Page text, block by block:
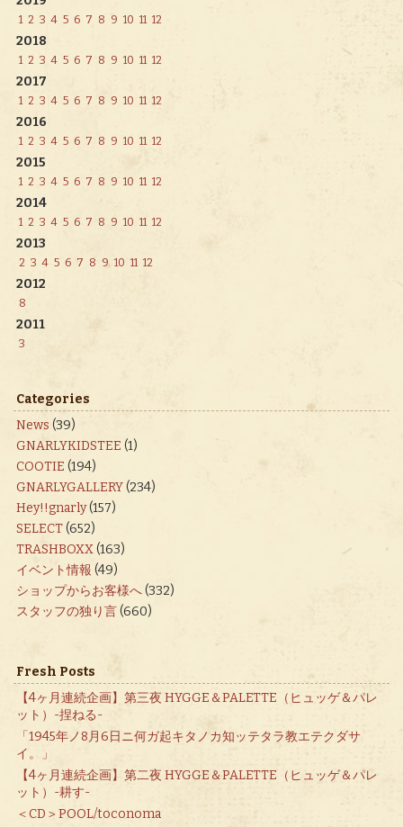
1 2 3 4 5 6 7 8 9 10 11 12
2018
1 2 3 4 5 6 7 8 9 10 11 12
2017
1 2 3 4 5 6 7 8 9 10 11 12
2016
1 2 3 4 5 6 7 8 9 10 11 12
2015
1 2 3 4 5 6 7 8 9 10 11 12
2014
1 2 3 4 5 6 7 8 9 10 11 12
2013
2 3 4 5 6 7 8 9 10 11 12
2012
8
2011
3
Categories
News (39)
GNARLYKIDSTEE (1)
COOTIE (194)
GNARLYGALLERY(234)
Hey!!gnarly(157)
SELECT(652)
TRASHBOXX(163)
イベント情報 (49)
ショップからお客様へ(332)
スタッフの独り言(660)
Fresh Posts
【4ヶ月連続企画】第三夜 HYGGE＆PALETTE（ヒュッゲ＆パレ
ット）-捏ねる-
「1945年ノ8月6日ニ何ガ起キタノカ知ッテタラ教エテクダサ
イ。」
【4ヶ月連続企画】第二夜 HYGGE＆PALETTE（ヒュッゲ＆パレ
ット）-耕す-
＜CD＞POOL/toconoma